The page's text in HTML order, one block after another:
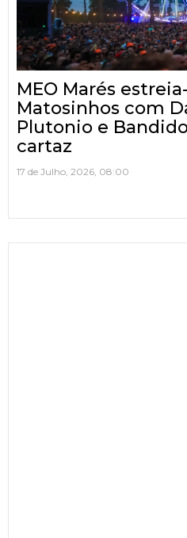
MEO Marés
Matosinhos com
Plutonio e
cartaz
17 de Julho, 2026, 08:00